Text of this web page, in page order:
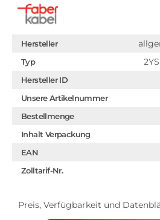
Hersteller
Typ
Hersteller ID
Unsere Artikelnummer
Bestellmenge
Inhalt Verpackung
EAN
Zolltarif-Nr.
Preis, Verfügbarkeit und